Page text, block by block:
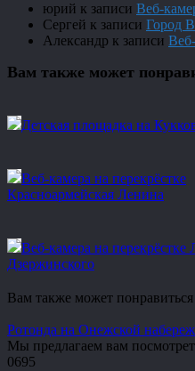
юрий к записи Веб-
Сергей к записи Город
Александр к записи
Вам также может
Детская площадка на
Веб-камера на перекрёстке
Красноармейская Ленина
Веб-камера на перекрёстке
Дзержинского
Вам также может понравиться
Ротонда на Онежской
Мы предлагаем вам
0695